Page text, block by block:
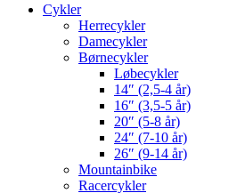
Cykler
Herrecykler
Damecykler
Børnecykler
Løbecykler
14″ (2,5-4 år)
16″ (3,5-5 år)
20″ (5-8 år)
24″ (7-10 år)
26″ (9-14 år)
Mountainbike
Racercykler